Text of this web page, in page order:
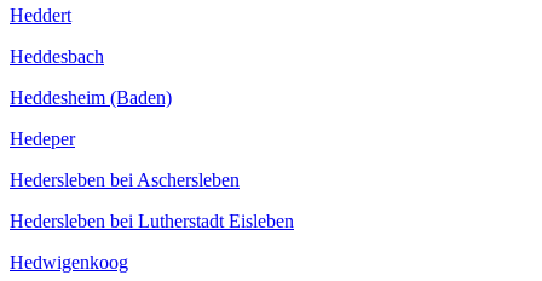
Heddert
Heddesbach
Heddesheim (Baden)
Hedeper
Hedersleben bei Aschersleben
Hedersleben bei Lutherstadt Eisleben
Hedwigenkoog